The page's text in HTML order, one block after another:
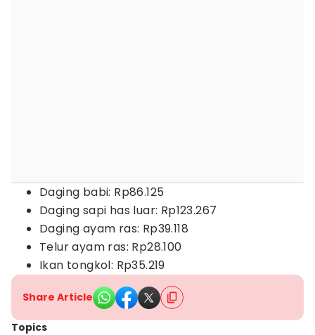
Daging babi: Rp86.125
Daging sapi has luar: Rp123.267
Daging ayam ras: Rp39.118
Telur ayam ras: Rp28.100
Ikan tongkol: Rp35.219
Share Article
Topics